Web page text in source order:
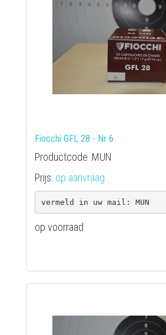
Fiocchi GFL 28 - Nr 6
Productcode :MUN
Prijs: op aanvraag
op voorraad